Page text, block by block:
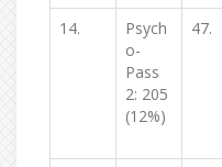
14.
Psych
o-
Pass
2: 205
(12%)
47.